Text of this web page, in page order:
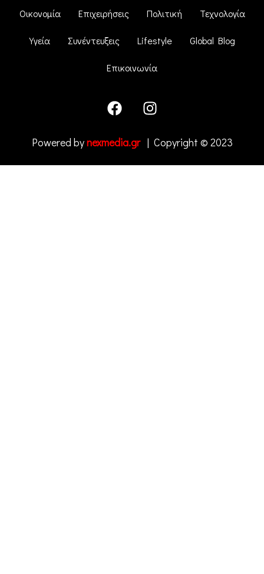
Οικονομία Επιχειρήσεις Πολιτική Τεχνολογία
Υγεία Συνέντευξεις Lifestyle Global Blog
Επικοινωνία
Powered bynexmedia.gr| Copyright © 2023